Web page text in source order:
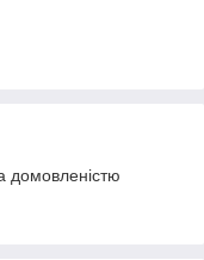
домовленістю